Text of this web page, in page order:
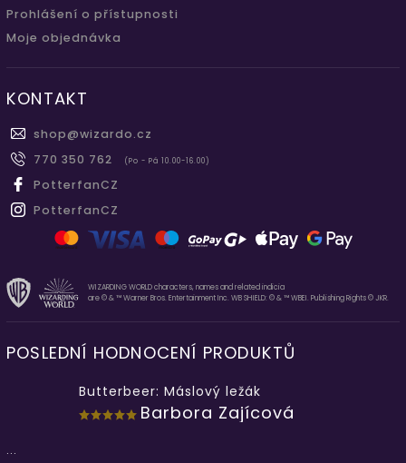
Prohlášení o přístupnosti
Moje objednávka
KONTAKT
shop@wizardo.cz
770 350 762
(Po - Pá 10.00-16.00)
PotterfanCZ
PotterfanCZ
WIZARDING WORLD characters, names and related indicia
are © & ™ Warner Bros. Entertainment Inc. WB SHIELD: © & ™ WBEI. Publishing Rights © JKR.
POSLEDNÍ HODNOCENÍ PRODUKTŮ
Butterbeer: Máslový ležák
Barbora Zajícová
...